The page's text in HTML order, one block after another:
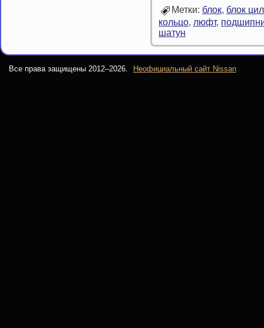
Метки: блок, блок
кольцо, люфт,
шатун
Все права защищены 2012–2026. Неофициальный сайт Nissan